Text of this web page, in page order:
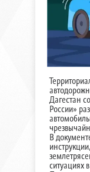
Дагестан
России»
В
ситуациях